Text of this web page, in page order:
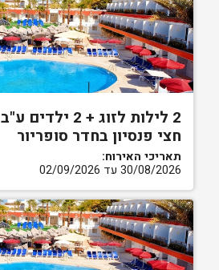
2 לילות לזוג + 2 ילדים ע"ב
חצי פנסיון בחדר סופריור
תאריכי האירוח:
30/08/2026 עד 02/09/2026